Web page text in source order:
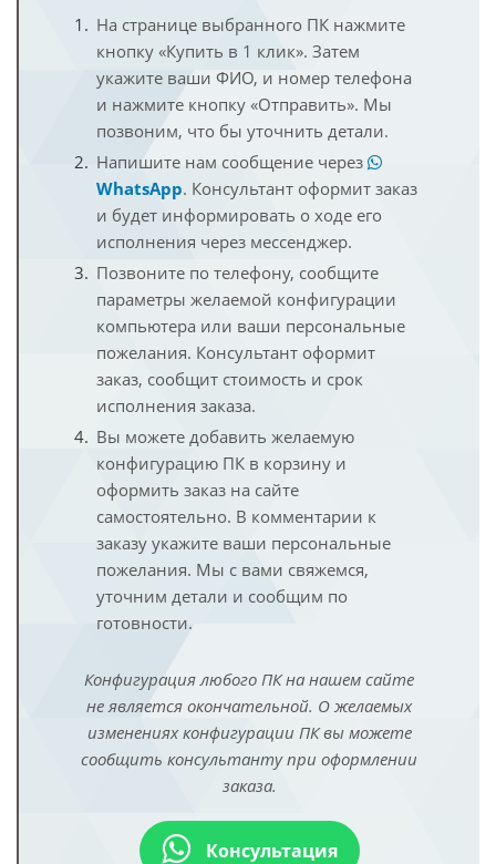
На странице выбранного ПК нажмите
кнопку «Купить в 1 клик». Затем
укажите ваши ФИО, и номер телефона
и нажмите кнопку «Отправить». Мы
позвоним, что бы уточнить детали.
Напишите нам сообщение через
WhatsApp. Консультант оформит заказ
и будет информировать о ходе его
исполнения через мессенджер.
Позвоните по телефону, сообщите
параметры желаемой конфигурации
компьютера или ваши персональные
пожелания. Консультант оформит
заказ, сообщит стоимость и срок
исполнения заказа.
Вы можете добавить желаемую
конфигурацию ПК в корзину и
оформить заказ на сайте
самостоятельно. В комментарии к
заказу укажите ваши персональные
пожелания. Мы с вами свяжемся,
уточним детали и сообщим по
готовности.
Конфигурация любого ПК на нашем сайте
не является окончательной. О желаемых
изменениях конфигурации ПК вы можете
сообщить консультанту при оформлении
заказа.
Консультация